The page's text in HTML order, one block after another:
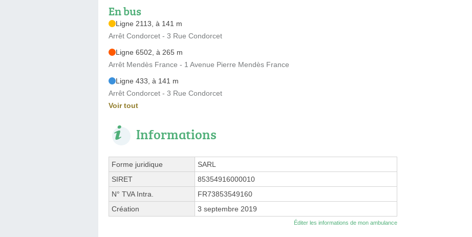
En bus
Ligne 2113, à 141 m
Arrêt Condorcet - 3 Rue Condorcet
Ligne 6502, à 265 m
Arrêt Mendès France - 1 Avenue Pierre Mendès France
Ligne 433, à 141 m
Arrêt Condorcet - 3 Rue Condorcet
Voir tout
Informations
Forme juridique
SARL
SIRET
85354916000010
N° TVA Intra.
FR73853549160
Création
3 septembre 2019
Éditer les informations de mon ambulance